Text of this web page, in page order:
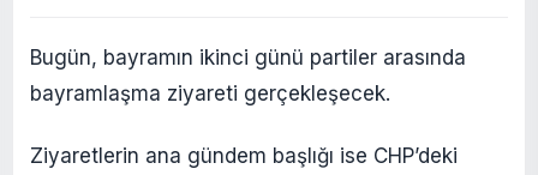
Bugün, bayramın ikinci günü partiler arasında
bayramlaşma ziyareti gerçekleşecek.
Ziyaretlerin ana gündem başlığı ise CHP’deki